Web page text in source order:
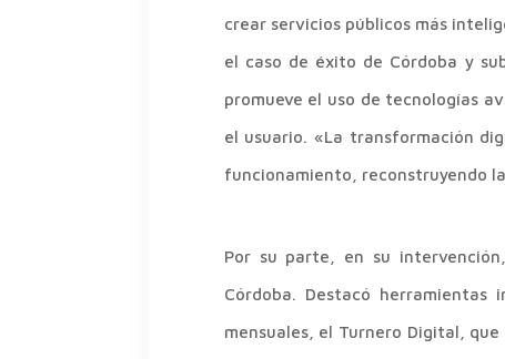
crear servicios públicos más
el caso de éxito de Córdoba y
promueve el uso de tecnologías
el usuario. «La transformación
funcionamiento, reconstruyendo
Por su parte, en su
Córdoba. Destacó herramientas
mensuales, el Turnero Digital,